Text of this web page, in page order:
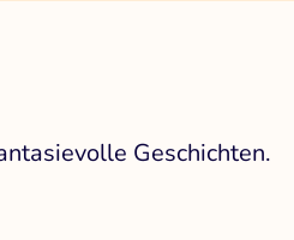
Geschichten.